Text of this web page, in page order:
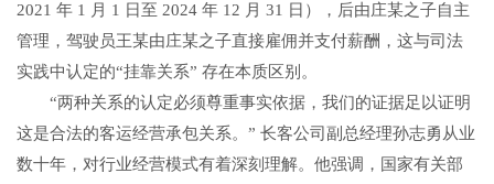
2021 年 1 月 1 日至 2024 年 12 月 31 日），后由庄某之子自主
管理，驾驶员王某由庄某之子直接雇佣并支付薪酬，这与司法
实践中认定的“挂靠关系” 存在本质区别。
“两种关系的认定必须尊重事实依据，我们的证据足以证明
这是合法的客运经营承包关系。” 长客公司副总经理孙志勇从业
数十年，对行业经营模式有着深刻理解。他强调，国家有关部